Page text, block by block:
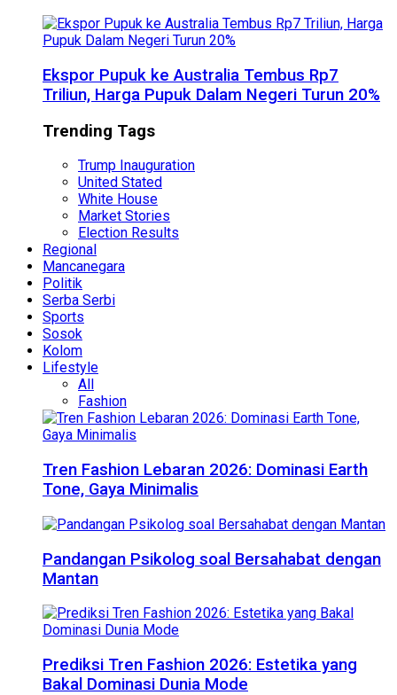
Ekspor Pupuk ke Australia Tembus Rp7
Triliun, Harga Pupuk Dalam Negeri Turun 20%
Trending Tags
Trump Inauguration
United Stated
White House
Market Stories
Election Results
Regional
Mancanegara
Politik
Serba Serbi
Sports
Sosok
Kolom
Lifestyle
All
Fashion
Tren Fashion Lebaran 2026: Dominasi Earth
Tone, Gaya Minimalis
Pandangan Psikolog soal Bersahabat dengan
Mantan
Prediksi Tren Fashion 2026: Estetika yang
Bakal Dominasi Dunia Mode